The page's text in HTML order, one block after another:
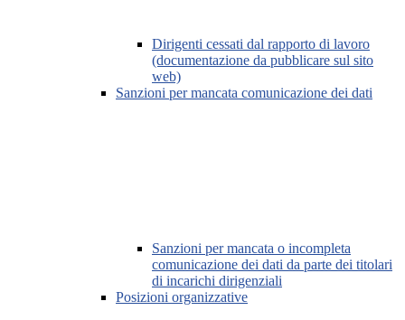
Dirigenti cessati dal rapporto di lavoro
(documentazione da pubblicare sul sito
web)
Sanzioni per mancata comunicazione dei dati
Sanzioni per mancata o incompleta
comunicazione dei dati da parte dei titolari
di incarichi dirigenziali
Posizioni organizzative